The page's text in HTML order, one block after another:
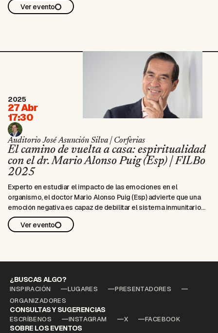
Ver evento
2025
27 Abr
17:30
Auditorio José Asunción Silva | Corferias
El camino de vuelta a casa: espiritualidad
con el dr. Mario Alonso Puig (Esp) | FILBo
2025
Experto en estudiar el impacto de las emociones en el
organismo, el doctor Mario Alonso Puig (Esp) advierte que una
emoción negativa es capaz de debilitar el sistema inmunitario
durante seis horas y que, por el contrario, cuando estamos
ilusionados y felices, nuestro cerebro funciona mejor. Ha
para invitar a alinear las tres dimensiones del ser humano,
cuerpo, mente y espiritualidad, para reconectar con nuestra
esencia, por medio del amor y del perdón. Una conversación con
Claudia Morales (Col). En alianza con VISA Efecty. En alianza con
Canal Capital, el canal de la FILBo
Ver evento
¿BUSCAS ALGO?
INSPIRACIÓN LUGARES
PRESENTADORES
ORGANIZADORES
CONSULTAS Y SUGERENCIAS
ESCRÍBENOS INSTAGRAM X FACEBOOK
SOBRE LOS EVENTOS